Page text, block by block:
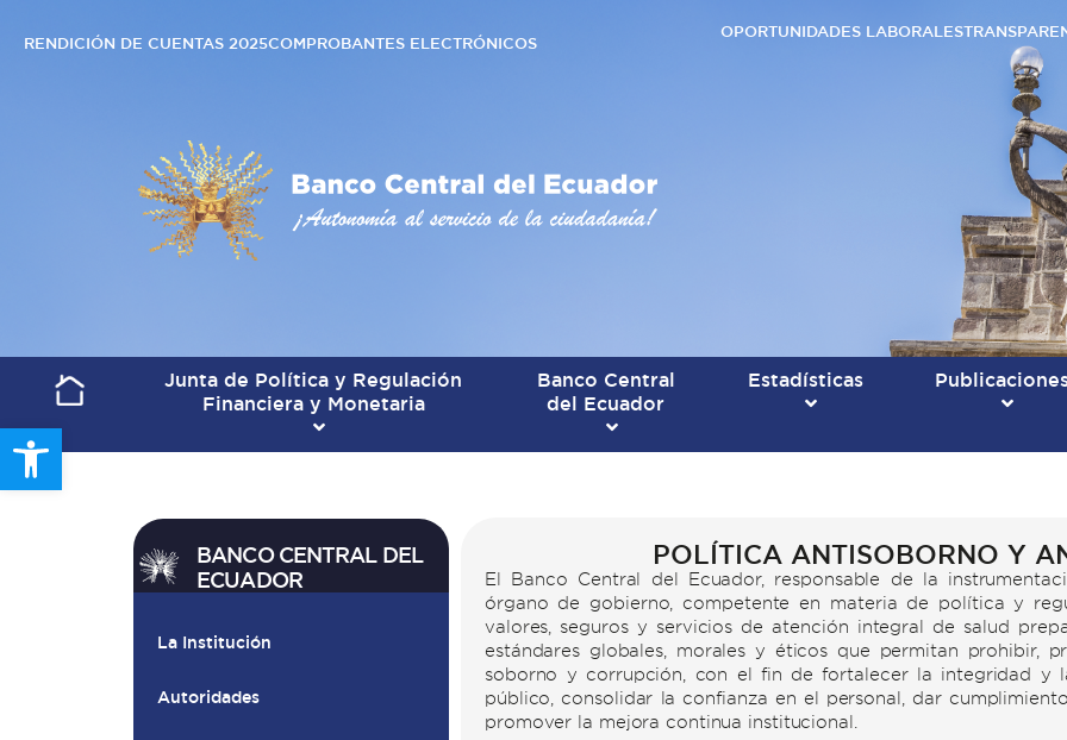
Open toolbar
RENDICIÓN DE CUENTAS 2025COMPROBANTES ELECTRÓNICOS
OPORTUNIDADES LABORALES
Junta de Política y Regulación
Financiera y Monetaria
Banco Central
del Ecuador
Estadísticas
BANCO CENTRAL DEL
ECUADOR
La Institución
Autoridades
POLÍTICA ANTISOBORNO Y
El Banco Central del Ecuador, responsable de la
órgano de gobierno, competente en materia de política y
valores, seguros y servicios de atención integral de salud
estándares globales, morales y éticos que permitan prohibir,
soborno y corrupción, con el fin de fortalecer la integridad y
público, consolidar la confianza en el personal, dar
promover la mejora continua institucional.